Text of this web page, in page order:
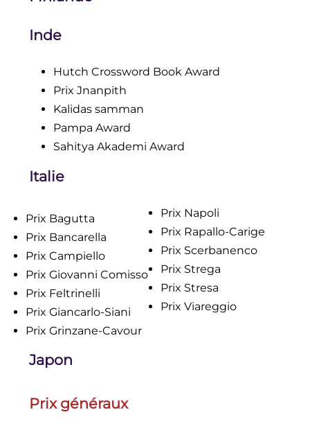
Inde
Hutch Crossword Book Award
Prix Jnanpith
Kalidas samman
Pampa Award
Sahitya Akademi Award
Italie
Prix Bagutta
Prix Bancarella
Prix Campiello
Prix Giovanni Comisso
Prix Feltrinelli
Prix Giancarlo-Siani
Prix Grinzane-Cavour
Prix Napoli
Prix Rapallo-Carige
Prix Scerbanenco
Prix Strega
Prix Stresa
Prix Viareggio
Japon
Prix généraux